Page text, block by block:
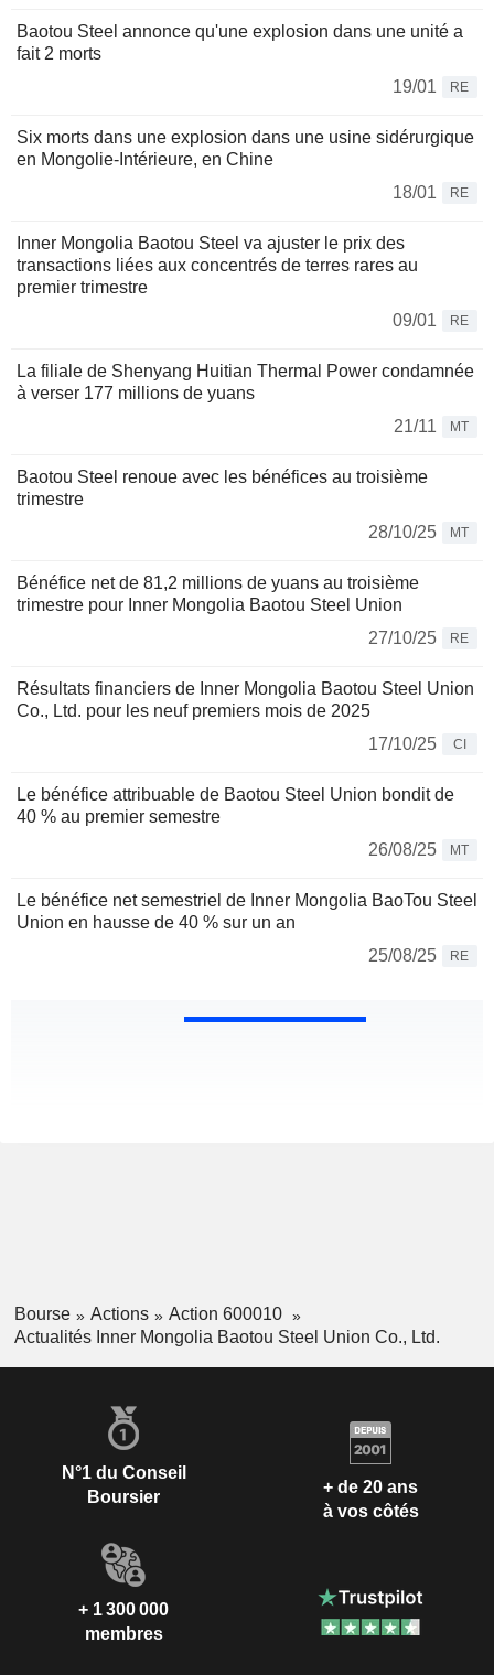
Baotou Steel annonce qu'une explosion dans une unité a
fait 2 morts
19/01
RE
Six morts dans une explosion dans une usine sidérurgique
en Mongolie-Intérieure, en Chine
18/01
RE
Inner Mongolia Baotou Steel va ajuster le prix des
transactions liées aux concentrés de terres rares au
premier trimestre
09/01
RE
La filiale de Shenyang Huitian Thermal Power condamnée
à verser 177 millions de yuans
21/11
MT
Baotou Steel renoue avec les bénéfices au troisième
trimestre
28/10/25
MT
Bénéfice net de 81,2 millions de yuans au troisième
trimestre pour Inner Mongolia Baotou Steel Union
27/10/25
RE
Résultats financiers de Inner Mongolia Baotou Steel Union
Co., Ltd. pour les neuf premiers mois de 2025
17/10/25
CI
Le bénéfice attribuable de Baotou Steel Union bondit de
40 % au premier semestre
26/08/25
MT
Le bénéfice net semestriel de Inner Mongolia BaoTou Steel
Union en hausse de 40 % sur un an
25/08/25
RE
Bourse Actions
Action 600010
Actualités Inner Mongolia Baotou Steel Union Co., Ltd.
N°1 du Conseil
Boursier
+ de 20 ans
à vos côtés
+ 1 300 000
membres